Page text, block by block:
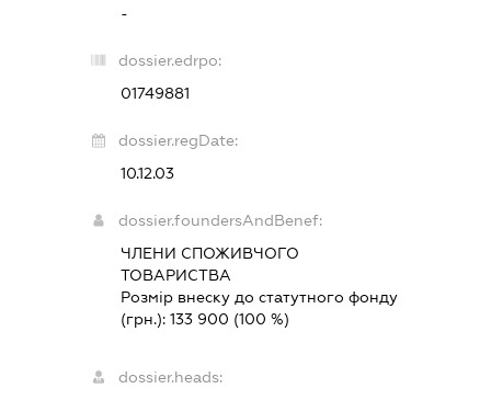
-
dossier.edrpo:
01749881
dossier.regDate:
10.12.03
dossier.foundersAndBenef:
ЧЛЕНИ СПОЖИВЧОГО
ТОВАРИСТВА
Розмір внеску до статутного фонду
(грн.):133 900 (100 %)
dossier.heads: